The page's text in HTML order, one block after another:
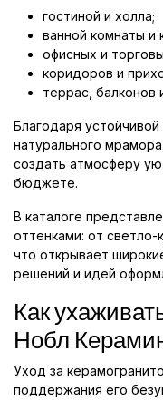
гостиной и холла;
ванной комнаты и
офисных и
коридоров и
террас, балконов
Благодаря
натурального
создать атмосферу
бюджете.
В каталоге
оттенками: от
что открывает
решений и идей
Как
Нобл
Уход за
поддержания его